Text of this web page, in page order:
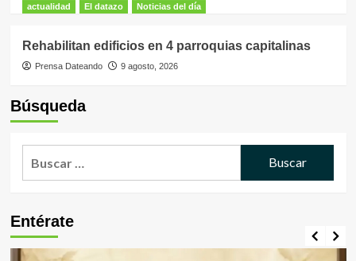
actualidad
El datazo Noticias del día
Rehabilitan edificios en 4 parroquias capitalinas
Prensa Dateando 9 agosto, 2026
Búsqueda
Entérate